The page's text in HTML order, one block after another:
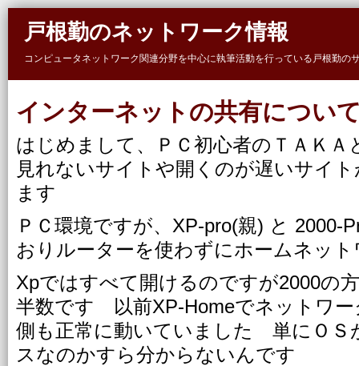
戸根勤のネットワーク情報
コンピュータネットワーク関連分野を中心に執筆活動を行っている戸根勤
インターネットの共有につい
はじめまして、ＰＣ初心者のＴＡＫＡ
見れないサイトや開くのが遅いサイ
ます
ＰＣ環境ですが、XP-pro(親) と 2000-
おりルーターを使わずにホームネッ
Xpではすべて開けるのですが2000の
半数です 以前XP-Homeでネットワー
側も正常に動いていました 単にＯＳ
スなのかすら分からないんです